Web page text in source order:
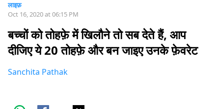
लाइफ़
Oct 16, 2020 at 06:15 PM
बच्चों को तोहफ़े में खिलौने तो सब देते हैं, आप
दीजिए ये 20 तोहफ़े और बन जाइए उनके फ़ेवरेट
Sanchita Pathak